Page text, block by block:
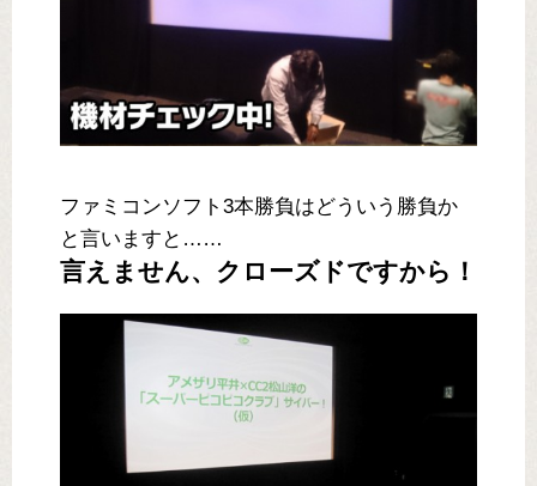
ファミコンソフト3本勝負はどういう勝負か
と言いますと……
言えません、クローズドですから！